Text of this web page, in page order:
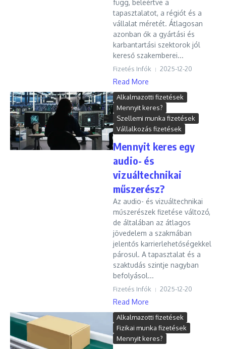
függ, beleértve a
tapasztalatot, a régiót és a
vállalat méretét. Átlagosan
azonban ők a gyártási és
karbantartási szektorok jól
kereső szakemberei...
Fizetés Infók 2025-12-20
Read More
Alkalmazotti fizetések
Mennyit keres?
Szellemi munka fizetések
Vállalkozás fizetések
Mennyit keres egy
audio- és
vizuáltechnikai
műszerész?
Az audio- és vizuáltechnikai
műszerészek fizetése változó,
de általában az átlagos
jövedelem a szakmában
jelentős karrierlehetőségekkel
párosul. A tapasztalat és a
szaktudás szintje nagyban
befolyásol...
Fizetés Infók 2025-12-20
Read More
Alkalmazotti fizetések
Fizikai munka fizetések
Mennyit keres?